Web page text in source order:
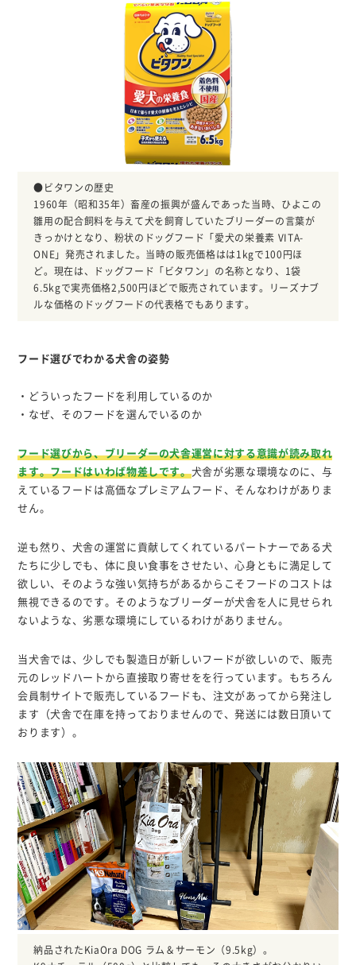
●ビタワンの歴史
1960年（昭和35年）畜産の振興が盛んであった当時、ひよこの
雛用の配合飼料を与えて犬を飼育していたブリーダーの言葉が
きっかけとなり、粉状のドッグフード「愛犬の栄養素 VITA-
ONE」発売されました。当時の販売価格はは1kgで100円ほ
ど。現在は、ドッグフード「ビタワン」の名称となり、1袋
6.5kgで実売価格2,500円ほどで販売されています。リーズナブ
ルな価格のドッグフードの代表格でもあります。
フード選びでわかる犬舎の姿勢
・どういったフードを利用しているのか
・なぜ、そのフードを選んでいるのか
フード選びから、ブリーダーの犬舎運営に対する意識が読み取れ
ます。フードはいわば物差しです。犬舎が劣悪な環境なのに、与
えているフードは高価なプレミアムフード、そんなわけがありま
せん。
逆も然り、犬舎の運営に貢献してくれているパートナーである犬
たちに少しでも、体に良い食事をさせたい、心身ともに満足して
欲しい、そのような強い気持ちがあるからこそフードのコストは
無視できるのです。そのようなブリーダーが犬舎を人に見せられ
ないような、劣悪な環境にしているわけがありません。
当犬舎では、少しでも製造日が新しいフードが欲しいので、販売
元のレッドハートから直接取り寄せをを行っています。もちろん
会員制サイトで販売しているフードも、注文があってから発注し
ます（犬舎で在庫を持っておりませんので、発送には数日頂いて
おります）。
納品されたKiaOra DOG ラム＆サーモン（9.5kg）。